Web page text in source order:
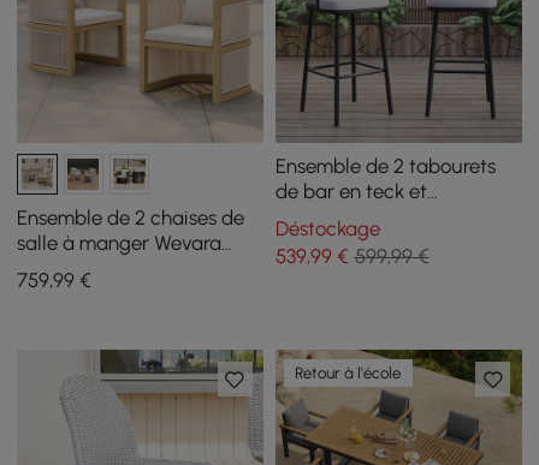
Ensemble de 2 chaises de
salle à manger Wevara
noyer et flocons d'avoine en
aluminium et cordes
759,99 €
Ensemble de 2 tabourets
de bar en teck et
aluminium de 1050 mm
pour patio extérieur avec
dossier
Déstockage
539,99€ 599,99 €
Retour à l'école